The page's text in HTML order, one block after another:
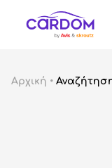
Αρχική •